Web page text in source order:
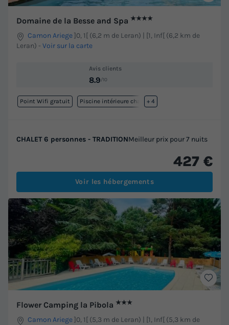
Domaine de la Besse and Spa ★★★★
Camon Ariege]0, 1[ (6,2 m de Leran) | [1, Inf[ (6,2 km de
Leran) - Voir sur la carte
Avis clients
8.9/10
Point Wifi gratuit Piscine intérieure chauffée
+ 4
CHALET 6 personnes - TRADITIONMeilleur prix pour 7 nuits
427 €
Voir les hébergements
Flower Camping la Pibola ★★★
Camon Ariege]0, 1[ (5,3 m de Leran) | [1, Inf[ (5,3 km de